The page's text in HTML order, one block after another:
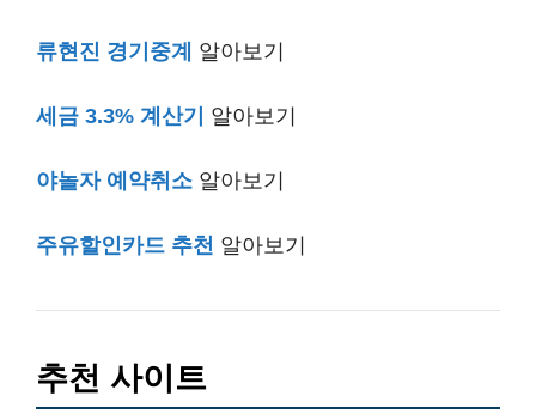
류현진 경기중계 알아보기
세금 3.3% 계산기 알아보기
야놀자 예약취소 알아보기
주유할인카드 추천 알아보기
추천 사이트